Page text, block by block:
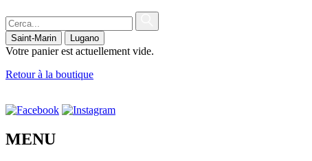
Saint-Marin Lugano
Votre panier est actuellement vide.
Retour à la boutique
MENU